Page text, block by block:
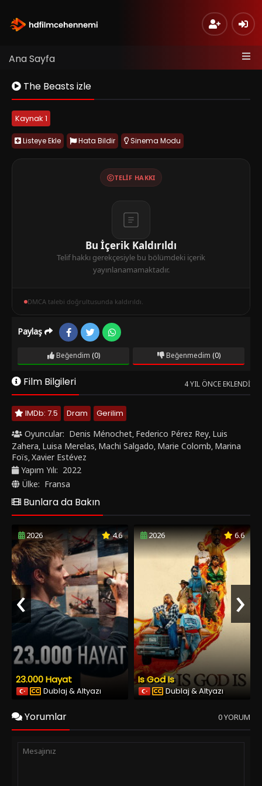
Ana Sayfa
The Beasts izle
Kaynak 1
Listeye Ekle Hata Bildir Sinema Modu
TELIF HAKKI
Bu İçerik Kaldırıldı
Telif hakkı gerekçesiyle bu bölümdeki içerik
yayınlanamamaktadır.
DMCA talebi doğrultusunda kaldırıldı.
Paylaş
Beğendim (0) Beğenmedim (0)
Film Bilgileri 4 YIL ÖNCE EKLENDI
IMDb: 7.5 Dram
Gerilim
Oyuncular: Denis Ménochet, Federico Pérez Rey, Luis
Zahera, Luisa Merelas, Machi Salgado, Marie Colomb, Marina
Foïs,Xavier Estévez
Yapım Yılı: 2022
Ülke: Fransa
Bunlara da Bakın
2026 4.6
23.000 Hayat
Dublaj & Altyazı
2026 6.6
Is God Is
Dublaj & Altyazı
‹ ›
Yorumlar 0 YORUM